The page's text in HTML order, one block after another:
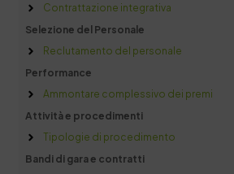
Contrattazione integrativa
Selezione del Personale
Reclutamento del personale
Performance
Ammontare complessivo dei premi
Attività e procedimenti
Tipologie di procedimento
Bandi di gara e contratti